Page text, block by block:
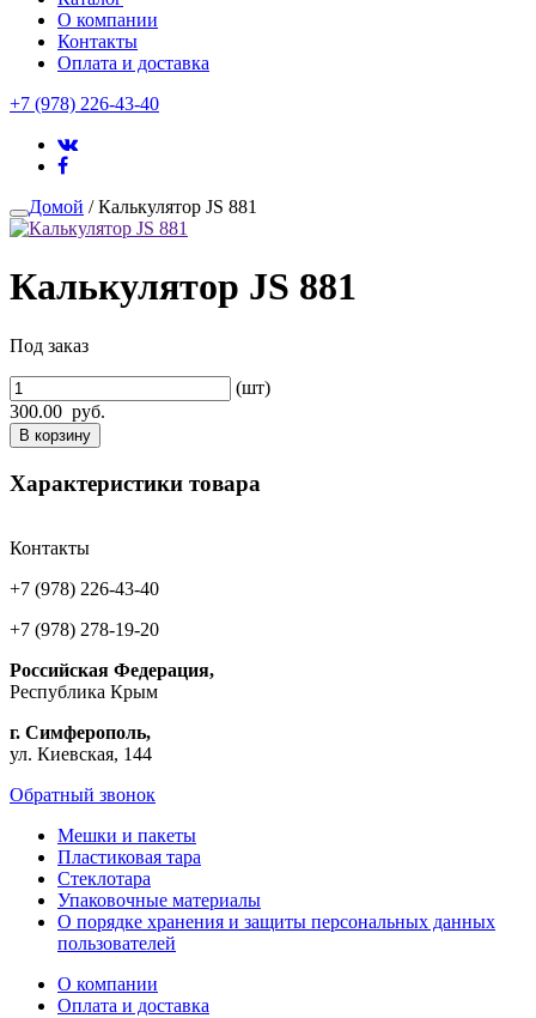
О компании
Контакты
Оплата и доставка
+7 (978) 226-43-40
Домой / Калькулятор JS 881
Калькулятор JS 881
Под заказ
(шт)
300.00 руб.
В корзину
Характеристики товара
Контакты
+7 (978) 226-43-40
+7 (978) 278-19-20
Российская Федерация,
Республика Крым
г. Симферополь,
ул. Киевская, 144
Обратный звонок
Мешки и пакеты
Пластиковая тара
Стеклотара
Упаковочные материалы
О порядке хранения и защиты персональных данных
пользователей
О компании
Оплата и доставка